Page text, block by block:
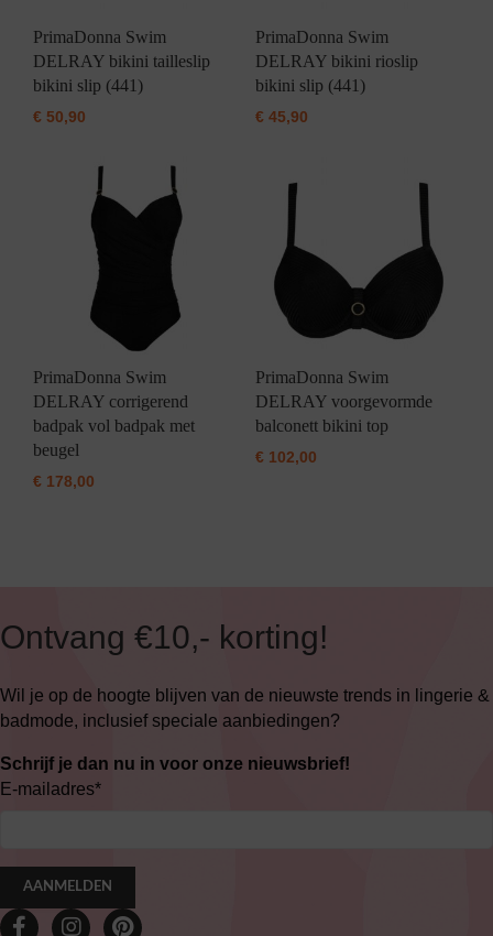
PrimaDonna Swim
DELRAY bikini tailleslip
bikini slip (441)
€ 50,90
PrimaDonna Swim
DELRAY bikini rioslip
bikini slip (441)
€45,90
PrimaDonna Swim
DELRAY corrigerend
badpak vol badpak met
beugel
€ 178,00
PrimaDonna Swim
DELRAY voorgevormde
balconett bikini top
€102,00
Ontvang €10,- korting!
Wil je op de hoogte blijven van de nieuwste trends in lingerie &
badmode, inclusief speciale aanbiedingen?
Schrijf je dan nu in voor onze nieuwsbrief!
E-mailadres*
AANMELDEN